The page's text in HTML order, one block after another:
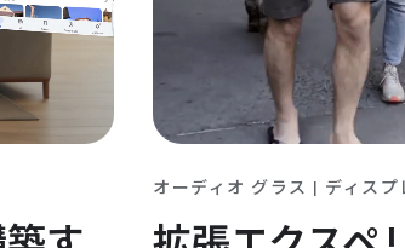
オーディオ グラス | ディス